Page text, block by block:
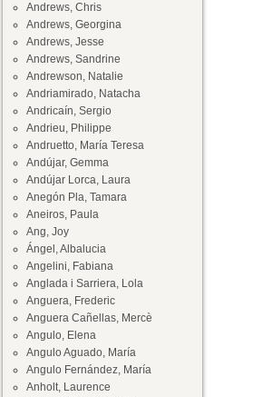
Andrews, Chris
Andrews, Georgina
Andrews, Jesse
Andrews, Sandrine
Andrewson, Natalie
Andriamirado, Natacha
Andricaín, Sergio
Andrieu, Philippe
Andruetto, María Teresa
Andújar, Gemma
Andújar Lorca, Laura
Anegón Pla, Tamara
Aneiros, Paula
Ang, Joy
Ángel, Albalucia
Angelini, Fabiana
Anglada i Sarriera, Lola
Anguera, Frederic
Anguera Cañellas, Mercè
Angulo, Elena
Angulo Aguado, María
Angulo Fernández, María
Anholt, Laurence